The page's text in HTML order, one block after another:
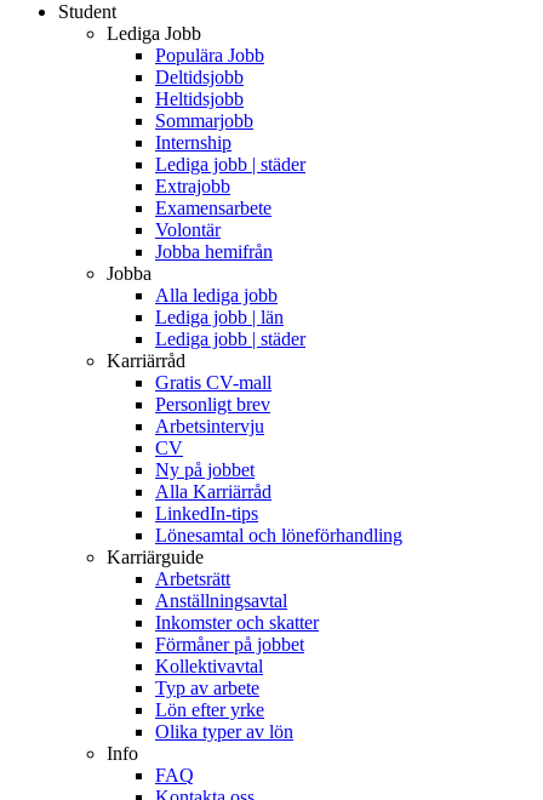
Student
Lediga Jobb
Populära Jobb
Deltidsjobb
Heltidsjobb
Sommarjobb
Internship
Lediga jobb | städer
Extrajobb
Examensarbete
Volontär
Jobba hemifrån
Jobba
Alla lediga jobb
Lediga jobb | län
Lediga jobb | städer
Karriärråd
Gratis CV-mall
Personligt brev
Arbetsintervju
CV
Ny på jobbet
Alla Karriärråd
LinkedIn-tips
Lönesamtal och löneförhandling
Karriärguide
Arbetsrätt
Anställningsavtal
Inkomster och skatter
Förmåner på jobbet
Kollektivavtal
Typ av arbete
Lön efter yrke
Olika typer av lön
Info
FAQ